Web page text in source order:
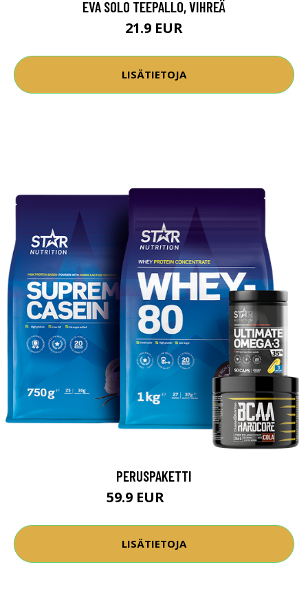
EVA SOLO TEEPALLO, VIHREÄ
21.9 EUR
LISÄTIETOJA
PERUSPAKETTI
59.9 EUR
LISÄTIETOJA